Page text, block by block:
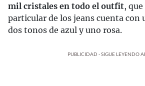
mil cristales en todo el outfit,
particular de los jeans cuenta con
dos tonos de azul y uno rosa.
PUBLICIDAD - SIGUE LEYENDO